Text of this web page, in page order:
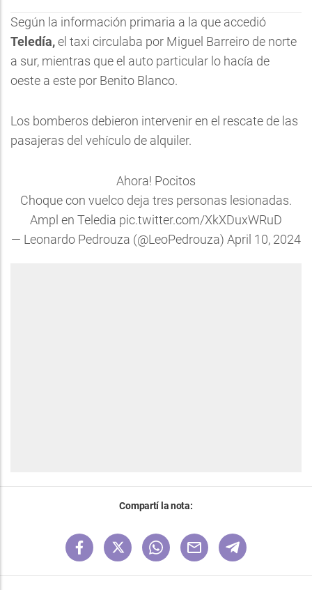
Según la información primaria a la que accedió
Teledía,el taxi circulaba por Miguel Barreiro de norte
a sur, mientras que el auto particular lo hacía de
oeste a este por Benito Blanco.
Los bomberos debieron intervenir en el rescate de las
pasajeras del vehículo de alquiler.
Ahora! Pocitos
Choque con vuelco deja tres personas lesionadas.
Ampl en Teledia pic.twitter.com/XkXDuxWRuD
— Leonardo Pedrouza (@LeoPedrouza) April 10, 2024
Compartí la nota: